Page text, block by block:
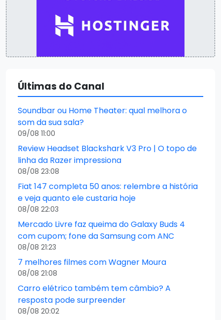
Últimas do Canal
Soundbar ou Home Theater: qual melhora o
som da sua sala?
09/08 11:00
Review Headset Blackshark V3 Pro | O topo de
linha da Razer impressiona
08/08 23:08
Fiat 147 completa 50 anos: relembre a história
e veja quanto ele custaria hoje
08/08 22:03
Mercado Livre faz queima do Galaxy Buds 4
com cupom; fone da Samsung com ANC
08/08 21:23
7 melhores filmes com Wagner Moura
08/08 21:08
Carro elétrico também tem câmbio? A
resposta pode surpreender
08/08 20:02